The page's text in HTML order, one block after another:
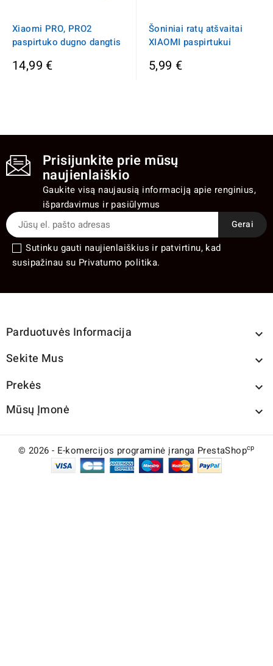
Xiaomi PRO, PRO2
paspirtuko dugno dangtis
14,99 €
Šoniniai ratų atšvaitai
XIAOMI paspirtukui
5,99 €
Prisijunkite prie mūsų
naujienlaiškio
Gaukite visą naujausią informaciją apie renginius,
išpardavimus ir pasiūlymus
Sutinku gauti naujienlaiškius ir patvirtinu, kad
susipažinau su Privatumo politika.
Parduotuvės Informacija 
Sekite Mus 
Prekės 
Mūsų Įmonė 
© 2026 - E-komercijos programinė įranga PrestaShopcp